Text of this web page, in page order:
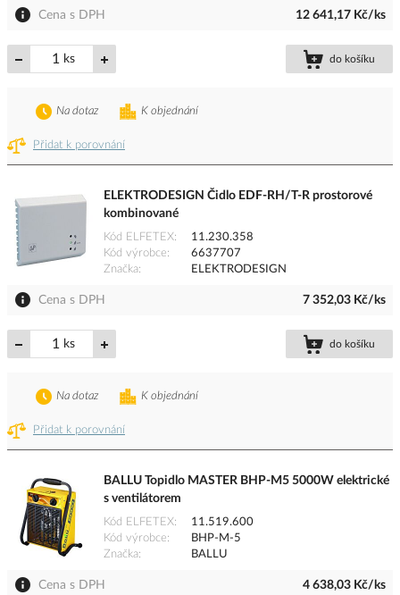
Cena s DPH 12 641,17 Kč/ks
ks do košíku
Přidat k porovnání
K objednání
Na dotaz
ELEKTRODESIGN Čidlo EDF-RH/T-R prostorové
kombinované
Kód ELFETEX
11.230.358
Kód výrobce
6637707
Značka
ELEKTRODESIGN
Cena s DPH 7 352,03 Kč/ks
ks do košíku
Přidat k porovnání
K objednání
Na dotaz
BALLU Topidlo MASTER BHP-M5 5000W elektrické
s ventilátorem
Kód ELFETEX
11.519.600
Kód výrobce
BHP-M-5
Značka
BALLU
Cena s DPH 4 638,03 Kč/ks